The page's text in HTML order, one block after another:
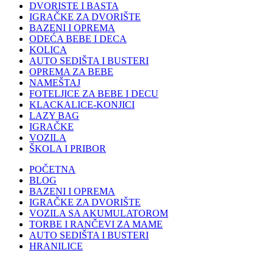
DVORISTE I BASTA
IGRAČKE ZA DVORIŠTE
BAZENI I OPREMA
ODEĆA BEBE I DECA
KOLICA
AUTO SEDIŠTA I BUSTERI
OPREMA ZA BEBE
NAMEŠTAJ
FOTELJICE ZA BEBE I DECU
KLACKALICE-KONJICI
LAZY BAG
IGRAČKE
VOZILA
ŠKOLA I PRIBOR
POČETNA
BLOG
BAZENI I OPREMA
IGRAČKE ZA DVORIŠTE
VOZILA SA AKUMULATOROM
TORBE I RANČEVI ZA MAME
AUTO SEDIŠTA I BUSTERI
HRANILICE